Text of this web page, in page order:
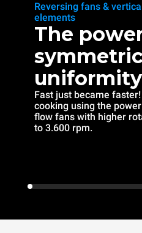
Reversing fans &
elements
The
Fast just became
cooking using the
flow fans with higher
to 3.600 rpm.